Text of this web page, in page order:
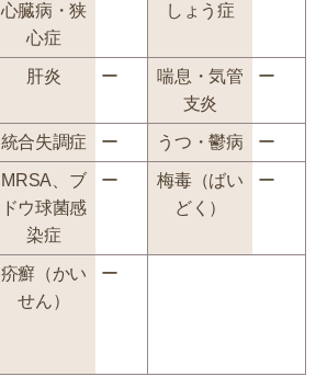
心臓病・狭
心症
しょう症
肝炎 ー
喘息・気管
支炎
ー
統合失調症 ー うつ・鬱病 ー
MRSA、ブ
ドウ球菌感
染症
ー
梅毒（ばい
どく）
ー
疥癬（かい
せん）
ー